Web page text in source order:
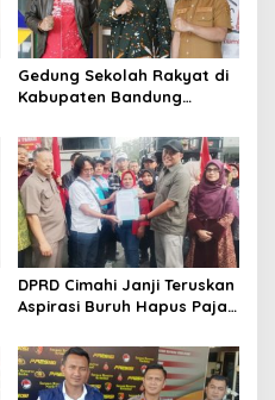
Gedung Sekolah Rakyat di
Kabupaten Bandung
Siap Tampung Dua Ribu
Siswa
DPRD Cimahi Janji Teruskan
Aspirasi Buruh Hapus Pajak
dan DPR